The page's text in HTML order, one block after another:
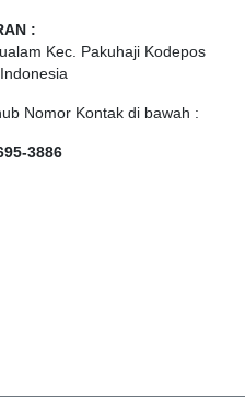
:
Kec. Pakuhaji Kodepos
Nomor Kontak di bawah :
3886